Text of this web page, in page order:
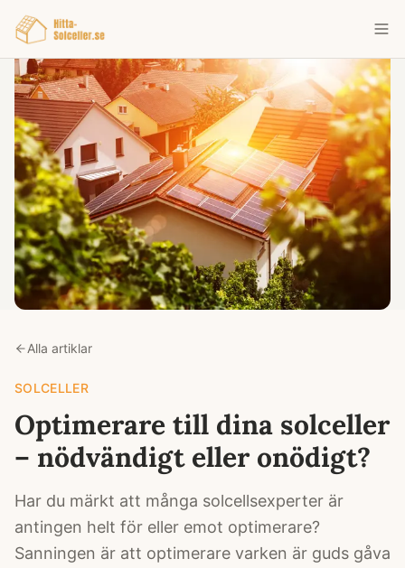
Alla artiklar
SOLCELLER
Optimerare till dina solceller
– nödvändigt eller onödigt?
Har du märkt att många solcellsexperter är
antingen helt för eller emot optimerare?
Sanningen är att optimerare varken är guds gåva